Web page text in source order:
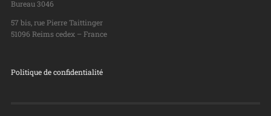
Bureau 3046
57 bis, rue Pierre Taittinger
51096 Reims cedex – France
Politique de confidentialité